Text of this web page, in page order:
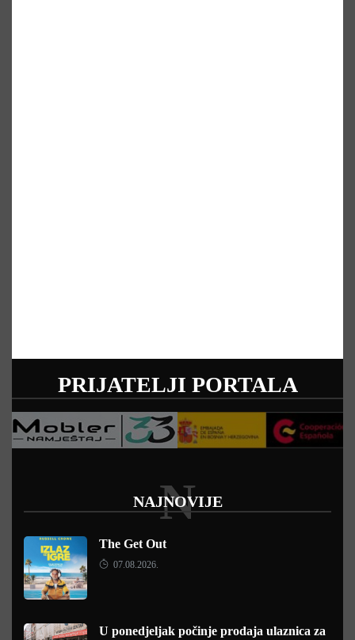
PRIJATELJI PORTALA
NAJNOVIJE
N
The Get Out
07.08.2026.
U ponedjeljak počinje prodaja ulaznica za